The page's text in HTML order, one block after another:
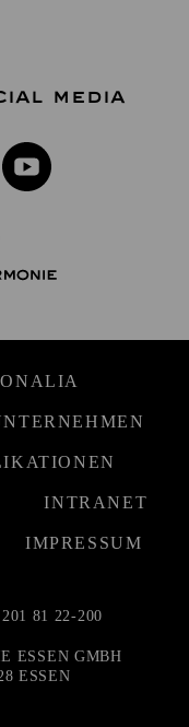
MEDIA
INTRANET
IMPRESSUM
81 22-200
ESSEN GMBH
ESSEN